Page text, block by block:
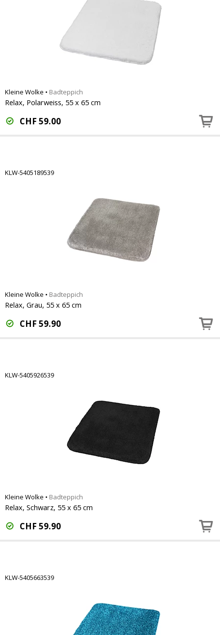
Kleine Wolke • Badteppich
Relax, Polarweiss, 55 x 65 cm
CHF 59.00
KLW-5405189539
Kleine Wolke • Badteppich
Relax, Grau, 55 x 65 cm
CHF 59.90
KLW-5405926539
Kleine Wolke • Badteppich
Relax, Schwarz, 55 x 65 cm
CHF 59.90
KLW-5405663539